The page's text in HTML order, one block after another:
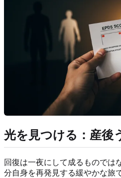
光を見つける：産後
回復は一夜にして成るものでは
分自身を再発見する緩やかな旅